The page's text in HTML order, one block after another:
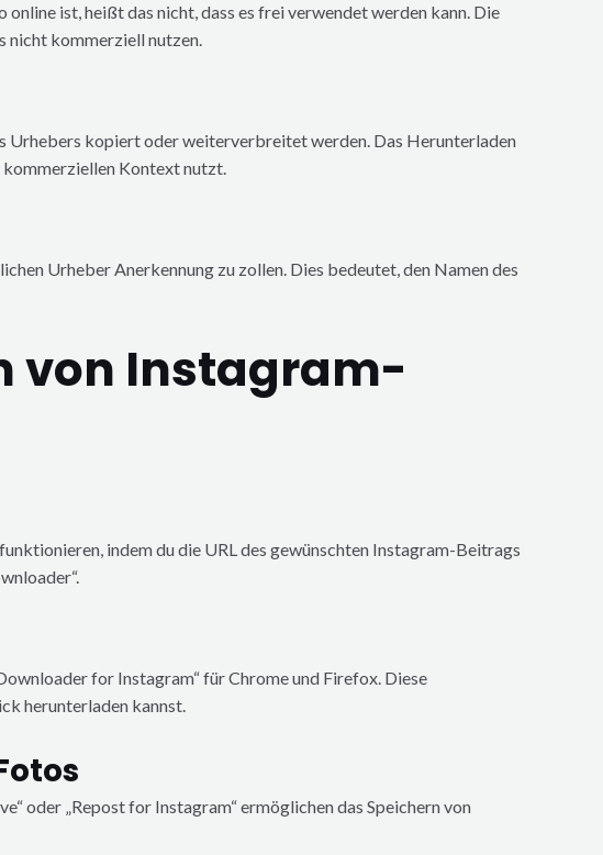
ist, heißt das nicht, dass es frei verwendet werden kann. Die
nicht kommerziell nutzen.
Urhebers kopiert oder weiterverbreitet werden. Das Herunterladen
kommerziellen Kontext nutzt.
Urheber Anerkennung zu zollen. Dies bedeutet, den Namen des
von Instagram-
indem du die URL des gewünschten Instagram-Beitrags
for Instagram“ für Chrome und Firefox. Diese
herunterladen kannst.
oder „Repost for Instagram“ ermöglichen das Speichern von